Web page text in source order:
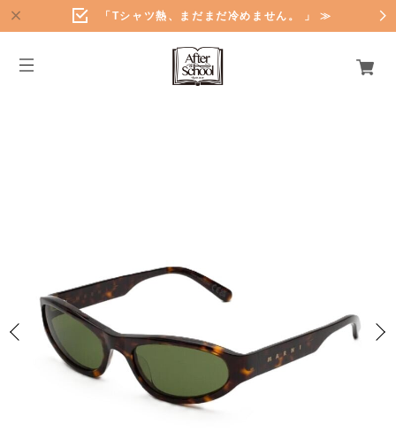
「Tシャツ熱、まだまだ冷めません。 」 ≫